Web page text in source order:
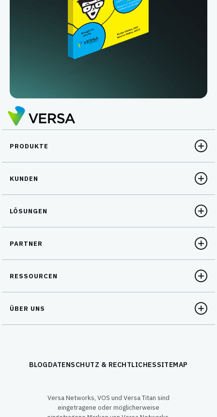
PRODUKTE
KUNDEN
LÖSUNGEN
PARTNER
RESSOURCEN
ÜBER UNS
BLOGDATENSCHUTZ & RECHTLICHESSITEMAP
Versa Networks, VOS und Versa Titan sind
eingetragene oder möglicherweise